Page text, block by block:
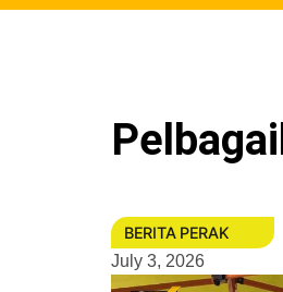
BERITA PERAK
July 3, 2026